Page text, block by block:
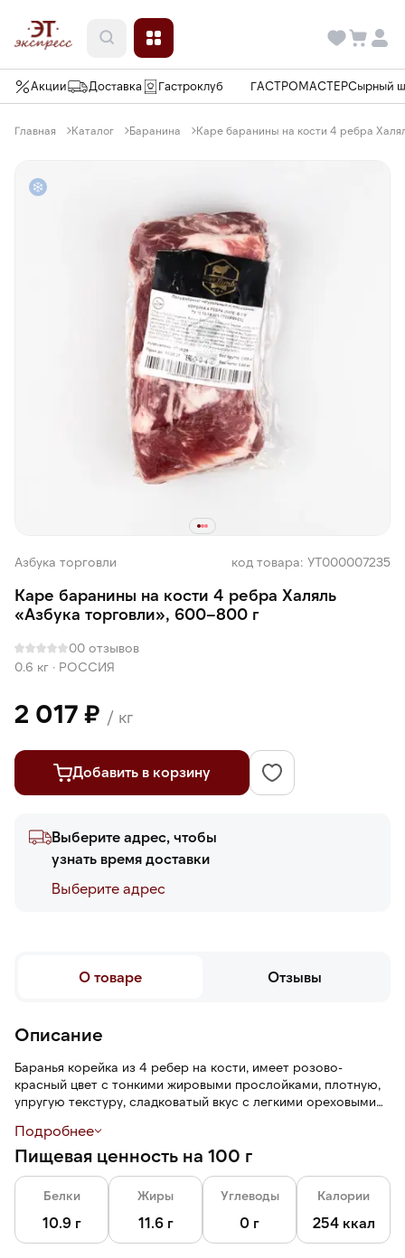
Акции Доставка Гастроклуб ГАСТРОМАСТЕРСырный
Главная Каталог Баранина Каре баранины на кости 4 ребра
Азбука торговли код товара: УТ000007235
Каре баранины на кости 4 ребра Халяль
«Азбука торговли», 600–800 г
00 отзывов
0.6 кг · РОССИЯ
2 017 ₽ / кг
Добавить в корзину
Выберите адрес, чтобы
узнать время доставки
Выберите адреc
О товаре Отзывы
Описание
Баранья корейка из 4 ребер на кости, имеет розово-
красный цвет с тонкими жировыми прослойками, плотную,
упругую текстуру, сладковатый вкус с легкими ореховыми
мягким и легко отделяется от кости, сохраняя волокнистую
структуру.
Подробнее
Пищевая ценность на 100 г
Белки
10.9 г
Жиры
11.6 г
Углеводы
0 г
Калории
254 ккал